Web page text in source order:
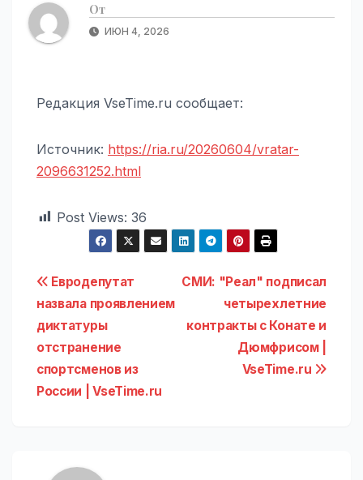
От
ИЮН 4, 2026
Редакция VseTime.ru сообщает:
Источник: https://ria.ru/20260604/vratar-
2096631252.html
Post Views: 36
Навигация
по
записям
СМИ: "Реал" подписал
четырехлетние
контракты с Конате и
Дюмфрисом |
VseTime.ru
Евродепутат
назвала проявлением
диктатуры
отстранение
спортсменов из
России | VseTime.ru